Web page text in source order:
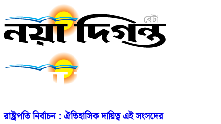
রাষ্ট্রপতি নির্বাচন : ঐতিহাসিক দায়িত্ব এই সংসদের